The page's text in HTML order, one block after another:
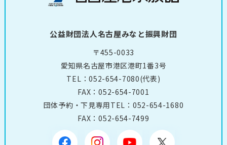
公益財団法人名古屋みなと振興財団
〒455-0033
愛知県名古屋市港区港町1番3号
TEL：052-654-7080(代表)
FAX：052-654-7001
団体予約・下見専用TEL： 052-654-1680
FAX：052-654-7499